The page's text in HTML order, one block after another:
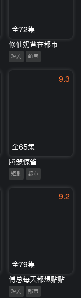
全72集
修仙奶爸在都市
短剧 萌宝
9.3
全65集
腾笼惊雀
短剧 都市
9.2
全79集
傅总每天都想贴贴
短剧 都市